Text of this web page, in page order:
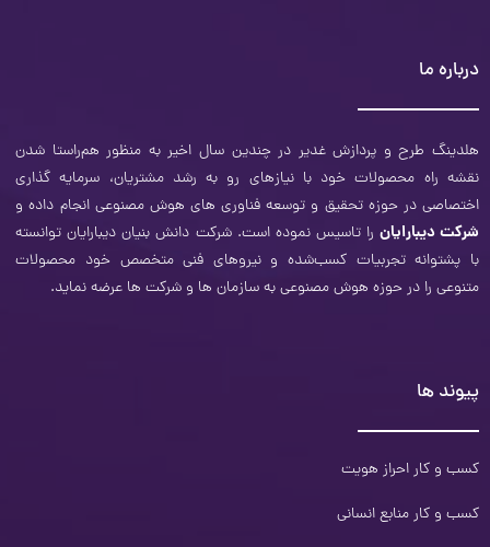
درباره ما
هلدینگ طرح و‌ پردازش غدیر در چندین سال اخیر به منظور هم‌راستا شدن
نقشه راه محصولات خود با نیازهای رو به رشد مشتریان، سرمایه ‌گذاری
اختصاصی در حوزه تحقیق و توسعه فناوری­ های هوش مصنوعی انجام داده و
شرکت دیبارایان را تاسیس نموده است. شرکت دانش بنیان دیبارایان توانسته
با پشتوانه تجربیات کسب‌شده و نیروهای فنی متخصص خود محصولات
متنوعی را در حوزه هوش مصنوعی به سازمان‌ ها و شرکت ­ها عرضه نماید.
پیوند ها
کسب و کار احراز هویت
کسب و کار منابع انسانی